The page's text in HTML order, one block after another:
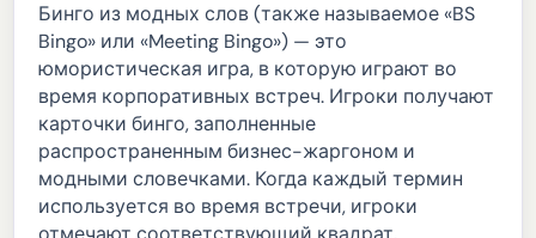
Бинго из модных слов (также называемое «BS
Bingo» или «Meeting Bingo») — это
юмористическая игра, в которую играют во
время корпоративных встреч. Игроки получают
карточки бинго, заполненные
распространенным бизнес-жаргоном и
модными словечками. Когда каждый термин
используется во время встречи, игроки